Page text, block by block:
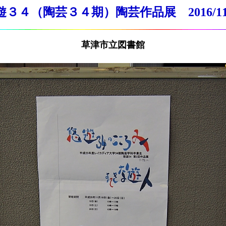
３４（陶芸３４期）陶芸作品展 2016/
草津市立図書館